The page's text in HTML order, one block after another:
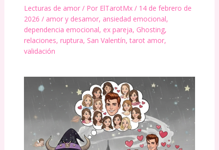
Lecturas de amor/ Por ElTarotMx / 14 de febrero de
2026 / amor y desamor, ansiedad emocional,
dependencia emocional, ex pareja, Ghosting,
relaciones, ruptura, San Valentín,tarot amor,
validación